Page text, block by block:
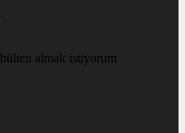
almak istiyorum